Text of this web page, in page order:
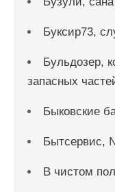
Буксир73,
Бульдозер,
запасных
Быковские
Бытсервис,
В чистом